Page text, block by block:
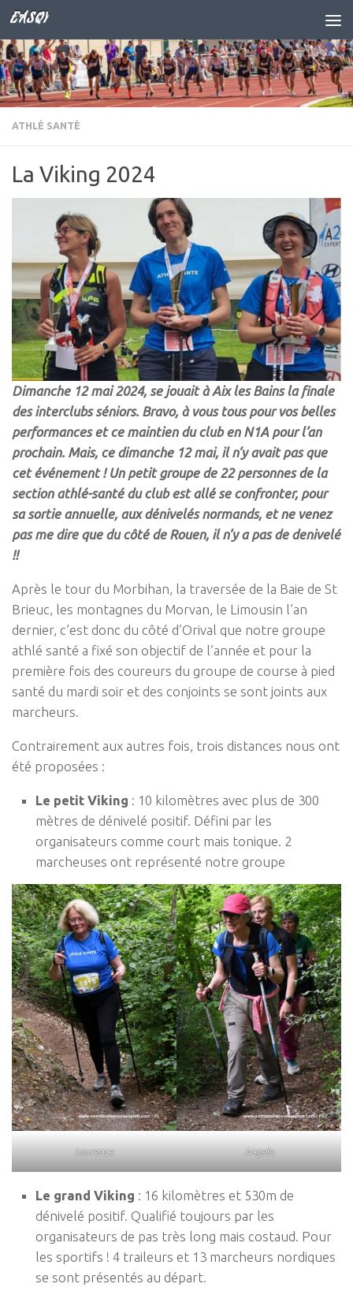
Skip to content
EASQY
ATHLÉ SANTÉ
La Viking 2024
Dimanche 12 mai 2024, se jouait à Aix les Bains la finale
des interclubs séniors. Bravo, à vous tous pour vos belles
performances et ce maintien du club en N1A pour l’an
prochain. Mais, ce dimanche 12 mai, il n’y avait pas que
cet événement ! Un petit groupe de 22 personnes de la
section athlé-santé du club est allé se confronter, pour
sa sortie annuelle, aux dénivelés normands, et ne venez
pas me dire que du côté de Rouen, il n’y a pas de denivelé
!!
Après le tour du Morbihan, la traversée de la Baie de St
Brieuc, les montagnes du Morvan, le Limousin l’an
dernier, c’est donc du côté d’Orival que notre groupe
athlé santé a fixé son objectif de l’année et pour la
première fois des coureurs du groupe de course à pied
santé du mardi soir et des conjoints se sont joints aux
marcheurs.
Contrairement aux autres fois, trois distances nous ont
été proposées :
Le petit Viking : 10 kilomètres avec plus de 300
mètres de dénivelé positif. Défini par les
organisateurs comme court mais tonique. 2
marcheuses ont représenté notre groupe
Laurence Angela
Le grand Viking : 16 kilomètres et 530m de
dénivelé positif. Qualifié toujours par les
organisateurs de pas très long mais costaud. Pour
les sportifs ! 4 traileurs et 13 marcheurs nordiques
se sont présentés au départ.